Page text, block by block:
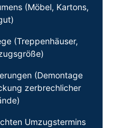
(Möbel, Kartons,
(Treppenhäuser,
(Demontage
zerbrechlicher
Umzugstermins